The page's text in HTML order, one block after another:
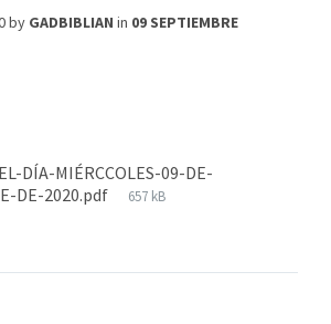
by GADBIBLIAN in 09 SEPTIEMBRE
DÍA-MIÉRCCOLES-09-DE-
DE-2020.pdf
657 kB